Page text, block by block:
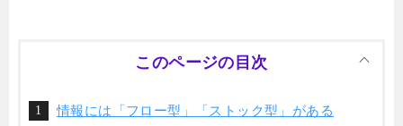
このページの目次
情報には「フロー型」「ストック型」がある